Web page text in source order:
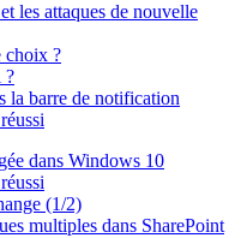
les attaques de nouvelle
choix ?
?
la barre de notification
dans Windows 10
(1/2)
multiples dans SharePoint